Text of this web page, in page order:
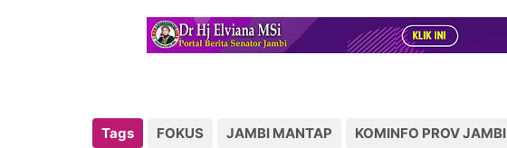
Tags FOKUS JAMBI MANTAP KOMINFO PROV JAMBI